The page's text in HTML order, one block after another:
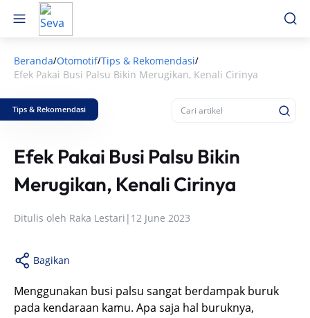
Beranda/Otomotif/Tips & Rekomendasi/
Efek Pakai Busi Palsu Bikin Merugikan, Kenali Cirinya
Tips & Rekomendasi
Efek Pakai Busi Palsu Bikin
Merugikan, Kenali Cirinya
Ditulis oleh Raka Lestari | 12 June 2023
Bagikan
Menggunakan busi palsu sangat berdampak buruk
pada kendaraan kamu. Apa saja hal buruknya,